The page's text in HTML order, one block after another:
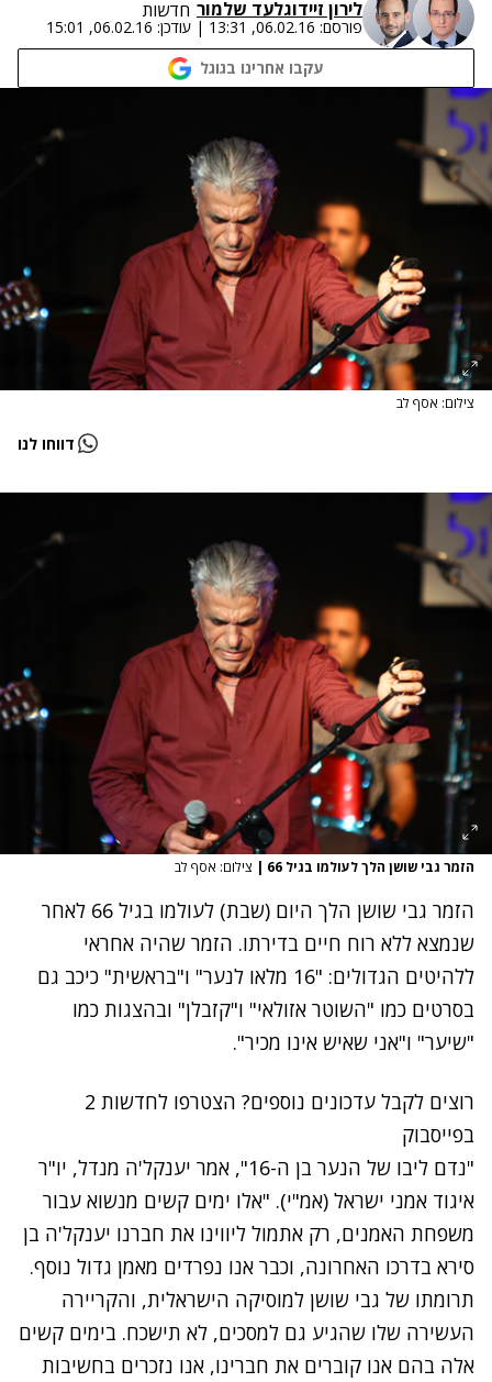
לירון זיידוגלעד שלמור חדשות
פורסם: 06.02.16, 13:31
| עודכן: 06.02.16, 15:01
עקבו אחרינו בגוגל
צילום: אסף לב
דווחו לנו
הזמר גבי שושן הלך לעולמו בגיל 66 | צילום: אסף לב
הזמר גבי שושן הלך היום (שבת) לעולמו בגיל 66 לאחר
שנמצא ללא רוח חיים בדירתו. הזמר שהיה אחראי
ללהיטים הגדולים: "16 מלאו לנער" ו"בראשית" כיכב גם
בסרטים כמו "השוטר אזולאי" ו"קזבלן" ובהצגות כמו
"שיער" ו"אני שאיש אינו מכיר".
רוצים לקבל עדכונים נוספים? הצטרפו לחדשות 2
בפייסבוק
"נדם ליבו של הנער בן ה-16", אמר יענקל'ה מנדל, יו"ר
איגוד אמני ישראל (אמ"י). "אלו ימים קשים מנשוא עבור
משפחת האמנים, רק אתמול ליווינו את חברנו יענקל'ה בן
סירא בדרכו האחרונה, וכבר אנו נפרדים מאמן גדול נוסף.
תרומתו של גבי שושן למוסיקה הישראלית, והקריירה
העשירה שלו שהגיע גם למסכים, לא תישכח. בימים קשים
אלה בהם אנו קוברים את חברינו, אנו נזכרים בחשיבות